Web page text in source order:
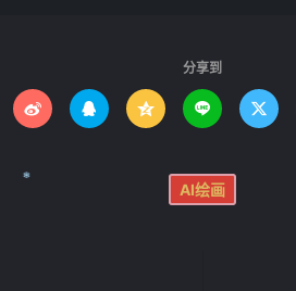
分享到
    
AI绘画